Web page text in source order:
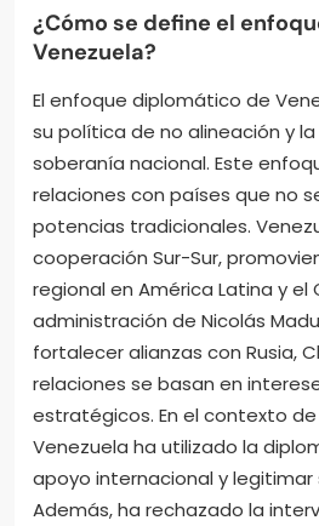
¿Cómo se define el
Venezuela?
El enfoque diplomático de
su política de no alineación y
soberanía nacional. Este
relaciones con países que no
potencias tradicionales.
cooperación Sur-Sur,
regional en América Latina y el
administración de Nicolás
fortalecer alianzas con Rusia,
relaciones se basan en
estratégicos. En el contexto
Venezuela ha utilizado la
apoyo internacional y legitimar
Además, ha rechazado la